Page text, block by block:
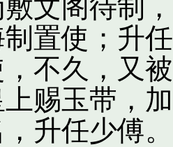
文阁待制
置使；升
不久，又
赐玉带，
升任少傅